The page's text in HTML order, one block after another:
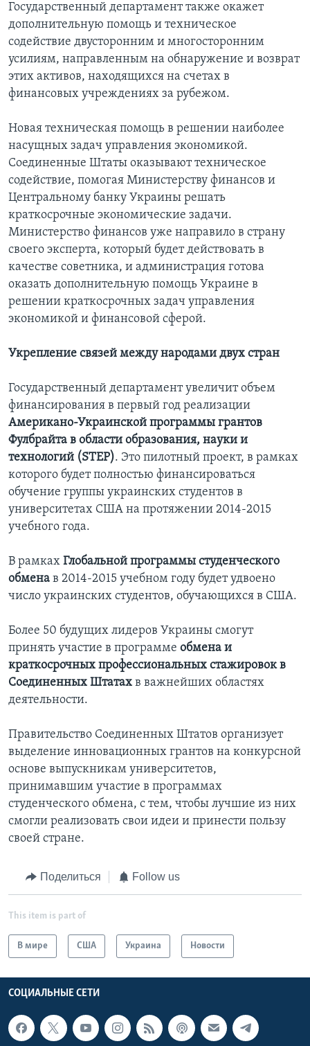
Государственный департамент также окажет
дополнительную помощь и техническое
содействие двусторонним и многосторонним
усилиям, направленным на обнаружение и возврат
этих активов, находящихся на счетах в
финансовых учреждениях за рубежом.
Новая техническая помощь в решении наиболее
насущных задач управления экономикой.
Соединенные Штаты оказывают техническое
содействие, помогая Министерству финансов и
Центральному банку Украины решать
краткосрочные экономические задачи.
Министерство финансов уже направило в страну
своего эксперта, который будет действовать в
качестве советника, и администрация готова
оказать дополнительную помощь Украине в
решении краткосрочных задач управления
экономикой и финансовой сферой.
Укрепление связей между народами двух стран
Государственный департамент увеличит объем
финансирования в первый год реализации
Американо-Украинской программы грантов
Фулбрайта в области образования, науки и
технологий (STEP). Это пилотный проект, в рамках
которого будет полностью финансироваться
обучение группы украинских студентов в
университетах США на протяжении 2014-2015
учебного года.
В рамках Глобальной программы студенческого
обмена в 2014-2015 учебном году будет удвоено
число украинских студентов, обучающихся в США.
Более 50 будущих лидеров Украины смогут
принять участие в программе обмена и
краткосрочных профессиональных стажировок в
Соединенных Штатах в важнейших областях
деятельности.
Правительство Соединенных Штатов организует
выделение инновационных грантов на конкурсной
основе выпускникам университетов,
принимавшим участие в программах
студенческого обмена, с тем, чтобы лучшие из них
смогли реализовать свои идеи и принести пользу
своей стране.
Поделиться Follow us
This item is part of
В мире США Украина Новости
СОЦИАЛЬНЫЕ СЕТИ